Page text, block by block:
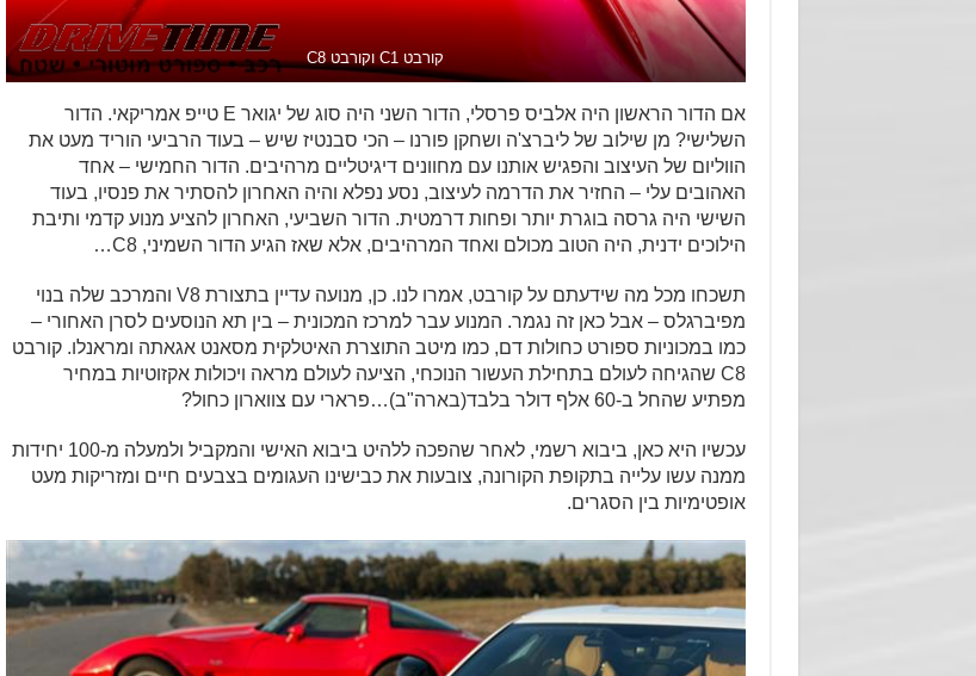
קורבט C1 וקורבט C8
אם הדור הראשון היה אלביס פרסלי, הדור השני היה סוג של יגואר E טייפ אמריקאי. הדור
השלישי? מן שילוב של ליברצ'ה ושחקן פורנו – הכי סבנטיז שיש – בעוד הרביעי הוריד מעט את
הווליום של העיצוב והפגיש אותנו עם מחוונים דיגיטליים מרהיבים. הדור החמישי – אחד
האהובים עלי – החזיר את הדרמה לעיצוב, נסע נפלא והיה האחרון להסתיר את פנסיו, בעוד
השישי היה גרסה בוגרת יותר ופחות דרמטית. הדור השביעי, האחרון להציע מנוע קדמי ותיבת
הילוכים ידנית, היה הטוב מכולם ואחד המרהיבים, אלא שאז הגיע הדור השמיני, C8…
תשכחו מכל מה שידעתם על קורבט, אמרו לנו. כן, מנועה עדיין בתצורת V8 והמרכב שלה בנוי
מפיברגלס – אבל כאן זה נגמר. המנוע עבר למרכז המכונית – בין תא הנוסעים לסרן האחורי –
כמו במכוניות ספורט כחולות דם, כמו מיטב התוצרת האיטלקית מסאנט אגאתה ומראנלו. קורבט
C8 שהגיחה לעולם בתחילת העשור הנוכחי, הציעה לעולם מראה ויכולות אקזוטיות במחיר
מפתיע שהחל ב-60 אלף דולר בלבד(בארה"ב)…פרארי עם צווארון כחול?
עכשיו היא כאן, ביבוא רשמי, לאחר שהפכה ללהיט ביבוא האישי והמקביל ולמעלה מ-100 יחידות
ממנה עשו עלייה בתקופת הקורונה, צובעות את כבישינו העגומים בצבעים חיים ומזריקות מעט
אופטימיות בין הסגרים.